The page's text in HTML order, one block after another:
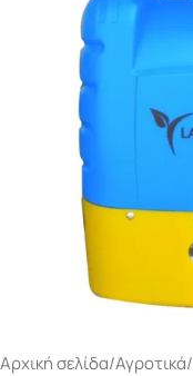
Αρχική σελίδα/Αγροτικά/